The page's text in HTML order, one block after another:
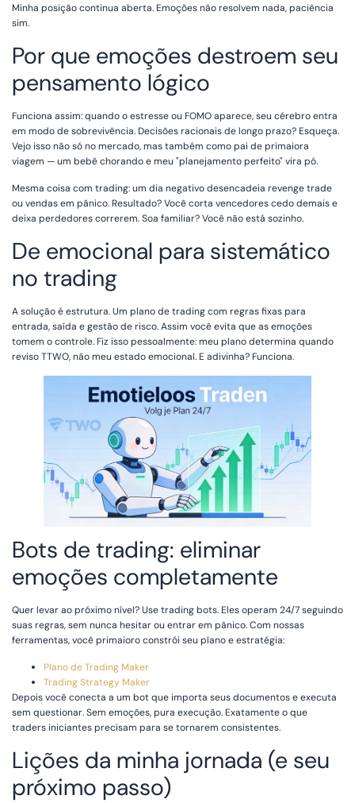
Minha posição continua aberta. Emoções não resolvem nada, paciência
sim.
Por que emoções destroem seu
pensamento lógico
Funciona assim: quando o estresse ou FOMO aparece, seu cérebro entra
em modo de sobrevivência. Decisões racionais de longo prazo? Esqueça.
Vejo isso não só no mercado, mas também como pai de primaiora
viagem — um bebê chorando e meu "planejamento perfeito" vira pó.
Mesma coisa com trading: um dia negativo desencadeia revenge trade
ou vendas em pânico. Resultado? Você corta vencedores cedo demais e
deixa perdedores correrem. Soa familiar? Você não está sozinho.
De emocional para sistemático
no trading
A solução é estrutura. Um plano de trading com regras fixas para
entrada, saída e gestão de risco. Assim você evita que as emoções
tomem o controle. Fiz isso pessoalmente: meu plano determina quando
reviso TTWO, não meu estado emocional. E adivinha? Funciona.
Bots de trading: eliminar
emoções completamente
Quer levar ao próximo nível? Use trading bots. Eles operam 24/7 seguindo
suas regras, sem nunca hesitar ou entrar em pânico. Com nossas
ferramentas, você primaioro constrói seu plano e estratégia:
Plano de Trading Maker
Trading Strategy Maker
Depois você conecta a um bot que importa seus documentos e executa
sem questionar. Sem emoções, pura execução. Exatamente o que
traders iniciantes precisam para se tornarem consistentes.
Lições da minha jornada (e seu
próximo passo)